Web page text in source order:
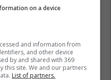
për identifikimin e
të dyshuari
2026
on a device
and information from
and other device
by and shared with 369
this site. We and our partners
List of partners.